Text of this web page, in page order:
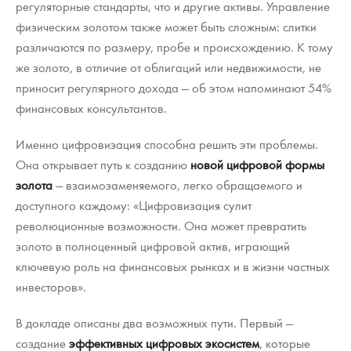
регуляторные стандарты, что и другие активы. Управление
физическим золотом также может быть сложным: слитки
различаются по размеру, пробе и происхождению. К тому
же золото, в отличие от облигаций или недвижимости, не
приносит регулярного дохода — об этом напоминают 54%
финансовых консультантов.
Именно цифровизация способна решить эти проблемы.
Она открывает путь к созданию новой цифровой формы
золота— взаимозаменяемого, легко обращаемого и
доступного каждому: «Цифровизация сулит
революционные возможности. Она может превратить
золото в полноценный цифровой актив, играющий
ключевую роль на финансовых рынках и в жизни частных
инвесторов».
В докладе описаны два возможных пути. Первый —
созданиеэффективных цифровых экосистем, которые